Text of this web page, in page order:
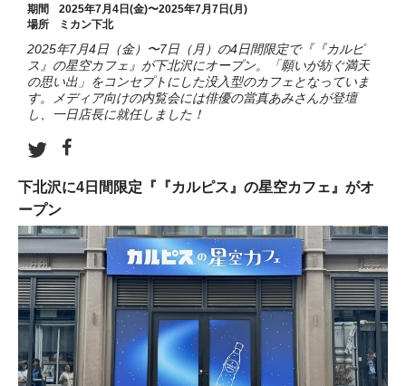
期間
2025年7月4日(金)〜2025年7月7日(月)
場所
ミカン下北
2025年7月4日（金）〜7日（月）の4日間限定で『『カルピ
ス』の星空カフェ』が下北沢にオープン。「願いが紡ぐ満天
の思い出」をコンセプトにした没入型のカフェとなっていま
す。メディア向けの内覧会には俳優の當真あみさんが登壇
し、一日店長に就任しました！
下北沢に4日間限定『『カルピス』の星空カフェ』がオ
ープン